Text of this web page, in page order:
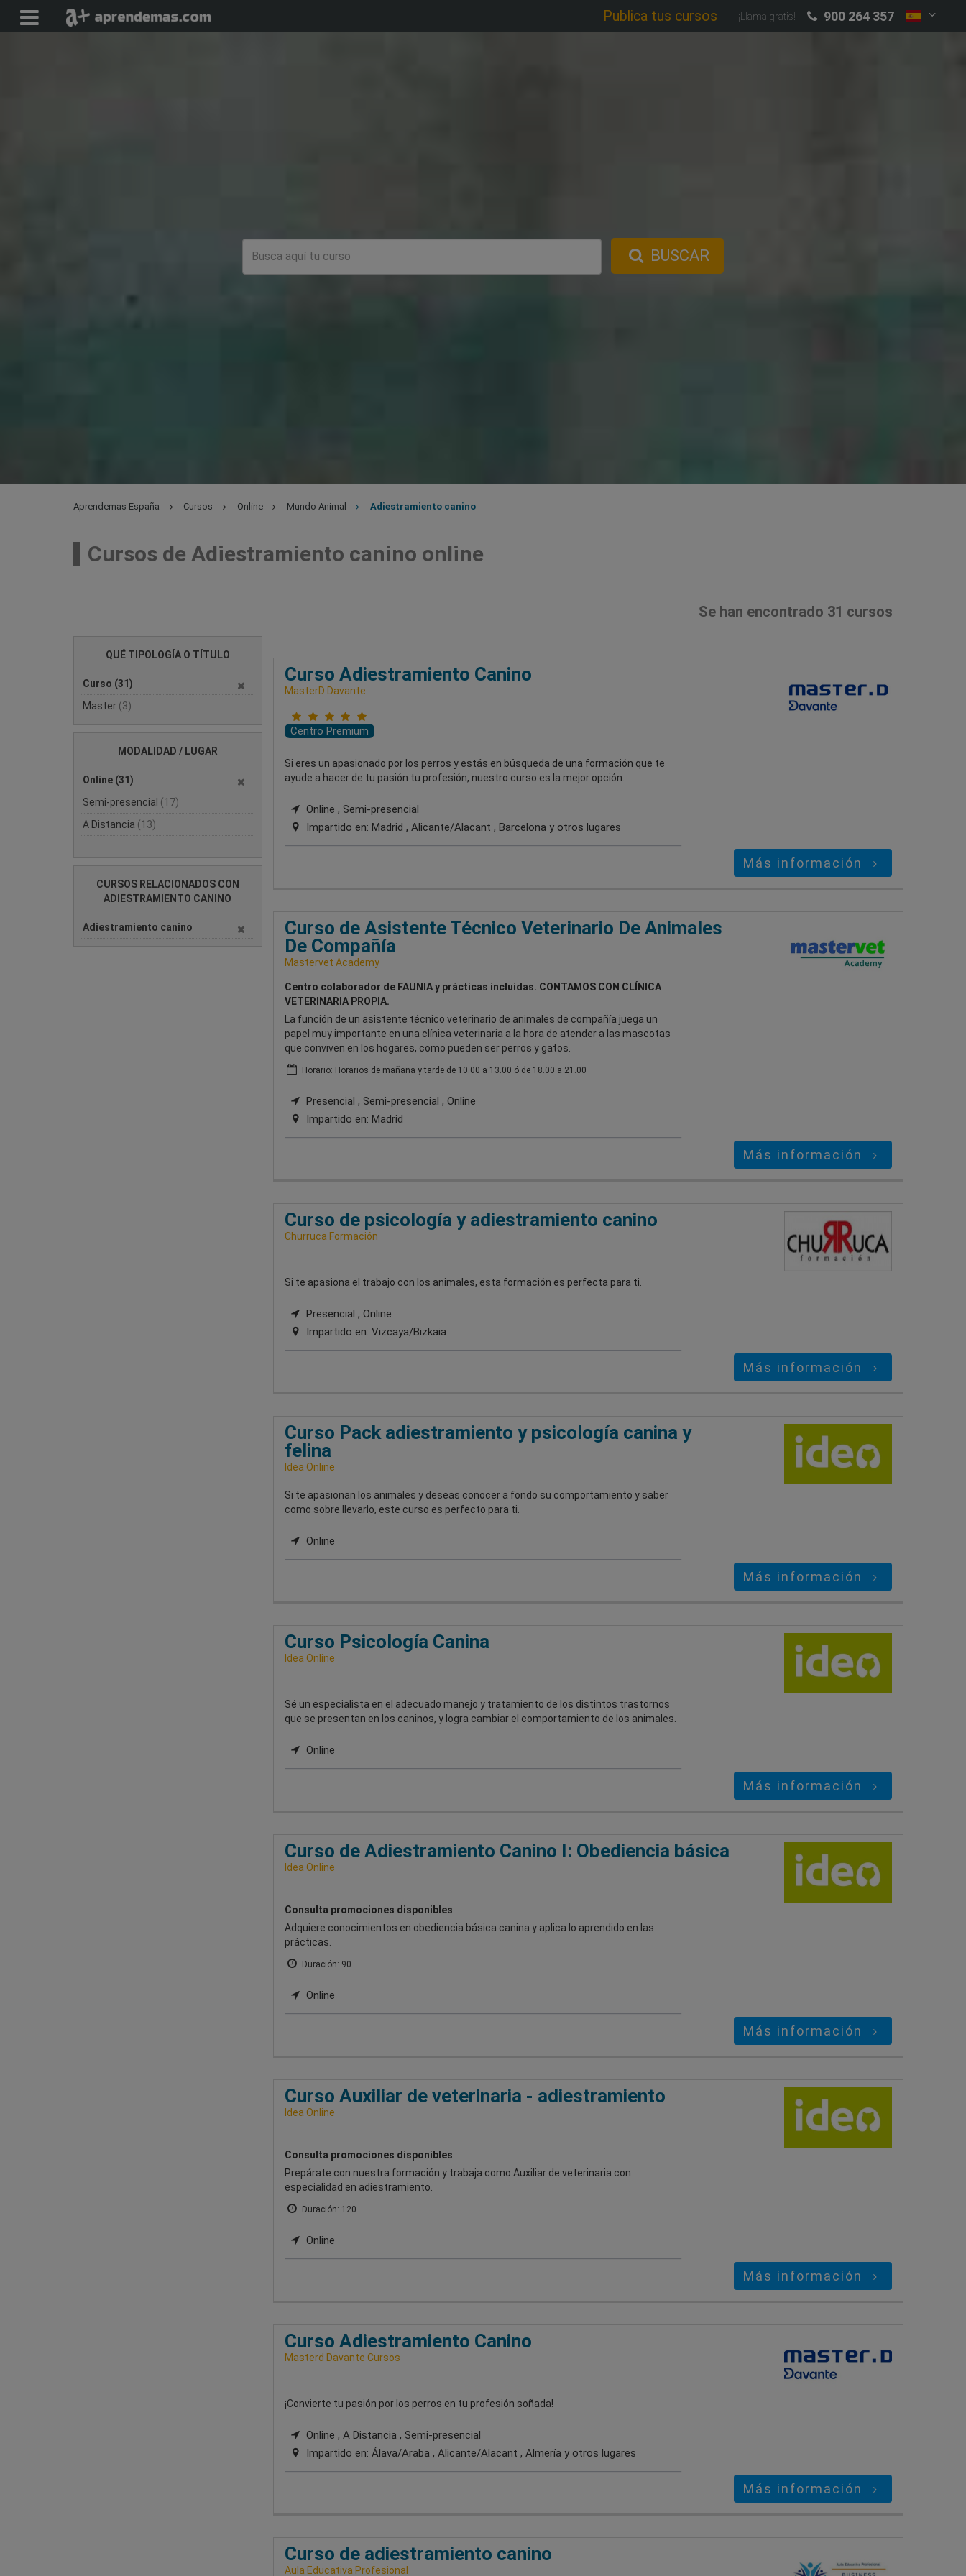
Publica tus cursos ¡Llama gratis! 900 264 357
BUSCAR
Aprendemas España Cursos Online Mundo Animal Adiestramiento canino
Cursos de Adiestramiento canino online
Se han encontrado 31 cursos
QUÉ TIPOLOGÍA O TÍTULO
Curso (31)
Master (3)
MODALIDAD / LUGAR
Online (31)
Semi-presencial (17)
A Distancia (13)
CURSOS RELACIONADOS CON
ADIESTRAMIENTO CANINO
Adiestramiento canino
Curso Adiestramiento Canino
MasterD Davante
Centro Premium
Si eres un apasionado por los perros y estás en búsqueda de una formación que te
ayude a hacer de tu pasión tu profesión, nuestro curso es la mejor opción.
Online , Semi-presencial
Impartido en: Madrid , Alicante/Alacant , Barcelona y otros lugares
Más información
Curso de Asistente Técnico Veterinario De Animales
De Compañía
Mastervet Academy
Centro colaborador de FAUNIA y prácticas incluidas. CONTAMOS CON CLÍNICA
VETERINARIA PROPIA.
La función de un asistente técnico veterinario de animales de compañía juega un
papel muy importante en una clínica veterinaria a la hora de atender a las mascotas
que conviven en los hogares, como pueden ser perros y gatos.
Horario: Horarios de mañana y tarde de 10.00 a 13.00 ó de 18.00 a 21.00
Presencial , Semi-presencial , Online
Impartido en: Madrid
Más información
Curso de psicología y adiestramiento canino
Churruca Formación
Si te apasiona el trabajo con los animales, esta formación es perfecta para ti.
Presencial , Online
Impartido en: Vizcaya/Bizkaia
Más información
Curso Pack adiestramiento y psicología canina y
felina
Idea Online
Si te apasionan los animales y deseas conocer a fondo su comportamiento y saber
como sobre llevarlo, este curso es perfecto para ti.
Online
Más información
Curso Psicología Canina
Idea Online
Sé un especialista en el adecuado manejo y tratamiento de los distintos trastornos
que se presentan en los caninos, y logra cambiar el comportamiento de los animales.
Online
Más información
Curso de Adiestramiento Canino I: Obediencia básica
Idea Online
Consulta promociones disponibles
Adquiere conocimientos en obediencia básica canina y aplica lo aprendido en las
prácticas.
Duración: 90
Online
Más información
Curso Auxiliar de veterinaria - adiestramiento
Idea Online
Consulta promociones disponibles
Prepárate con nuestra formación y trabaja como Auxiliar de veterinaria con
especialidad en adiestramiento.
Duración: 120
Online
Más información
Curso Adiestramiento Canino
Masterd Davante Cursos
¡Convierte tu pasión por los perros en tu profesión soñada!
Online , A Distancia , Semi-presencial
Impartido en: Álava/Araba , Alicante/Alacant , Almería y otros lugares
Más información
Curso de adiestramiento canino
Aula Educativa Profesional